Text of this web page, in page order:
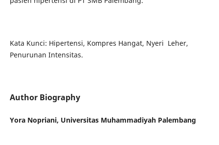
Kata Kunci: Hipertensi, Kompres Hangat, Nyeri Leher,
Penurunan Intensitas.
Author Biography
Yora Nopriani, Universitas Muhammadiyah Palembang